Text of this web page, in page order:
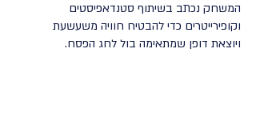
המשחק נכתב בשיתוף סטנדאפיסטים
וקופירייטרים כדי להבטיח חוויה משעשעת
ויוצאת דופן שמתאימה בול לחג הפסח.